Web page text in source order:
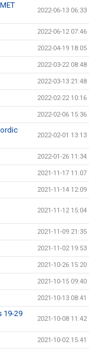
2022-06-13 06:33
2022-06-12 07:46
2022-04-19 18:05
2022-03-22 08:48
2022-03-13 21:48
2022-02-22 10:16
2022-02-06 15:36
2022-02-01 13:13
2022-01-26 11:34
2021-11-17 11:07
2021-11-14 12:09
2021-11-12 15:04
2021-11-09 21:35
2021-11-02 19:53
2021-10-26 15:20
2021-10-15 09:40
2021-10-13 08:41
19-29
2021-10-08 11:42
2021-10-02 15:41